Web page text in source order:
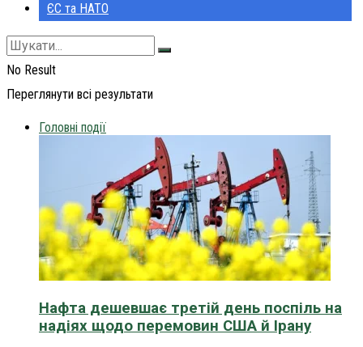
ЄС та НАТО
No Result
Переглянути всі результати
Головні події
Нафта дешевшає третій день поспіль на
надіях щодо перемовин США й Ірану